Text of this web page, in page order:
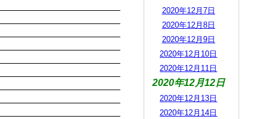
2020年12月7日
2020年12月8日
2020年12月9日
2020年12月10日
2020年12月11日
2020年12月12日
2020年12月13日
2020年12月14日